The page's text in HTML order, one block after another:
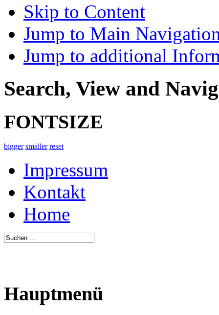
Skip to Content
Jump to Main
Jump to additional
Search, View and
FONTSIZE
bigger smaller reset
Impressum
Kontakt
Home
Hauptmenü